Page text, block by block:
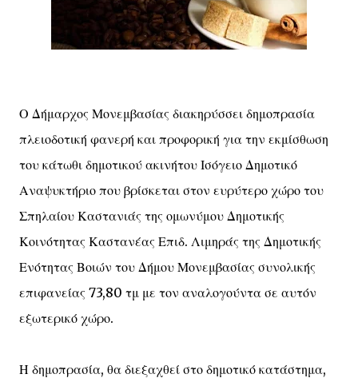
Ο Δήμαρχος Μονεμβασίας διακηρύσσει δημοπρασία
πλειοδοτική φανερή και προφορική για την εκμίσθωση
του κάτωθι δημοτικού ακινήτου Ισόγειο Δημοτικό
Αναψυκτήριο που βρίσκεται στον ευρύτερο χώρο του
Σπηλαίου Καστανιάς της ομωνύμου Δημοτικής
Κοινότητας Καστανέας Επιδ. Λιμηράς της Δημοτικής
Ενότητας Βοιών του Δήμου Μονεμβασίας συνολικής
επιφανείας 73,80 τμ με τον αναλογούντα σε αυτόν
εξωτερικό χώρο.
Η δημοπρασία, θα διεξαχθεί στο δημοτικό κατάστημα,